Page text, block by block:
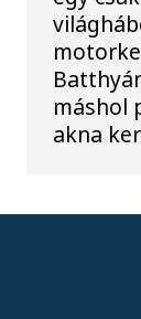
máshol
akna